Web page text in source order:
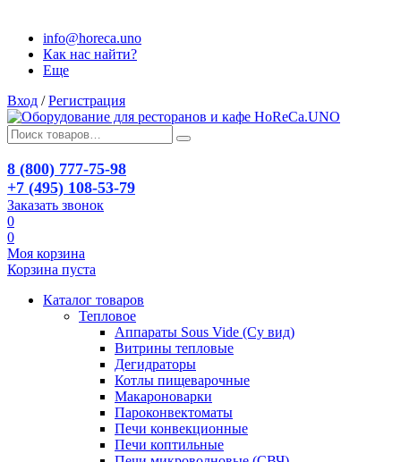
info@horeca.uno
Как нас найти?
Еще
Вход / Регистрация
8 (800) 777-75-98
+7 (495) 108-53-79
Заказать звонок
0
0
Моя корзина
Корзина пуста
Каталог товаров
Тепловое
Аппараты Sous Vide (Су вид)
Витрины тепловые
Дегидраторы
Котлы пищеварочные
Макароноварки
Пароконвектоматы
Печи конвекционные
Печи коптильные